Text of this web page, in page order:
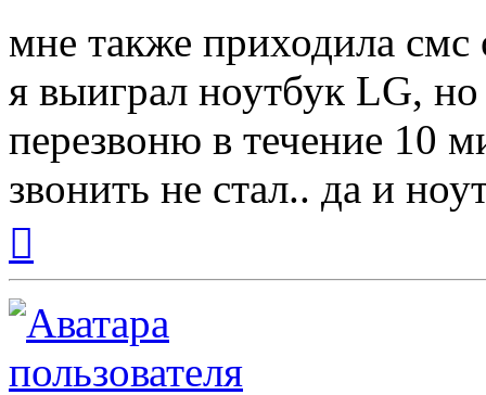
мне также приходила
я выиграл ноутбук LG, но
перезвоню в течение 10
звонить не стал.. да и
началу